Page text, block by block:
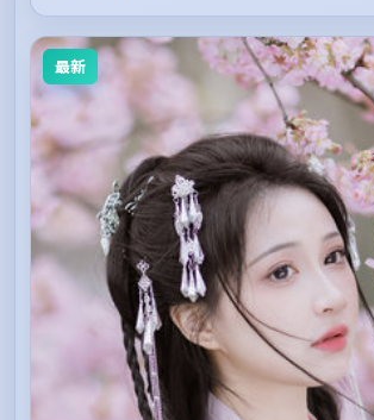
最新